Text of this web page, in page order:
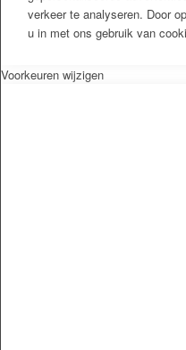
verkeer te analyseren. Door
u in met ons gebruik van
Voorkeuren wijzigen